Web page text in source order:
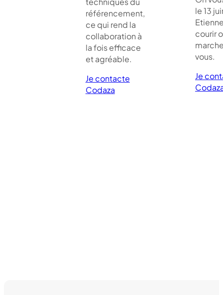
référencement,
ce qui rend la
collaboration à
la fois efficace
et agréable.
Je contacte
Codaza
le 13
courir
vous.
Je